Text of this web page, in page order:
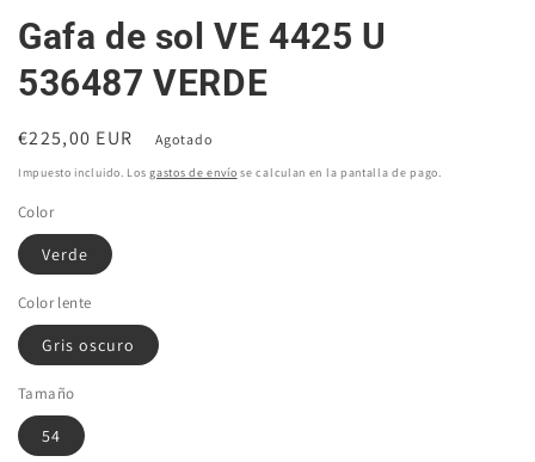
Gafa de sol VE 4425 U
536487 VERDE
Precio
habitual
€225,00 EUR Agotado
Impuesto incluido. Losgastos de envío se calculan en la pantalla de pago.
Color
Verde
Color lente
Gris oscuro
Tamaño
54